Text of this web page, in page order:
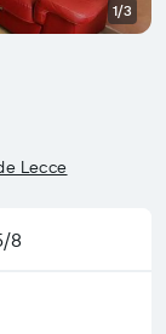
Lecce
8
1/3